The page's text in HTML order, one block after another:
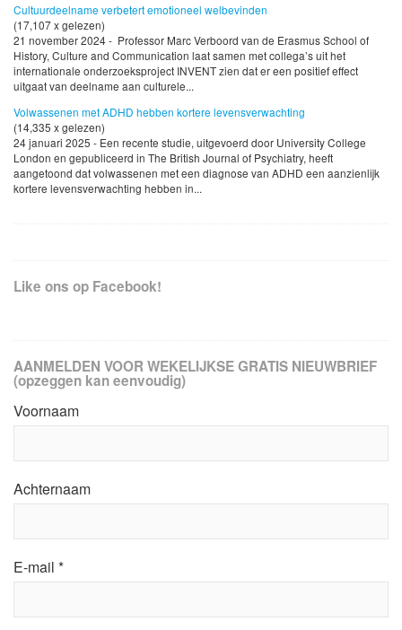
Cultuurdeelname verbetert emotioneel welbevinden
(17,107 x gelezen)
21 november 2024 - Professor Marc Verboord van de Erasmus School of
History, Culture and Communication laat samen met collega’s uit het
internationale onderzoeksproject INVENT zien dat er een positief effect
uitgaat van deelname aan culturele...
Volwassenen met ADHD hebben kortere levensverwachting
(14,335 x gelezen)
24 januari 2025 - Een recente studie, uitgevoerd door University College
London en gepubliceerd in The British Journal of Psychiatry, heeft
aangetoond dat volwassenen met een diagnose van ADHD een aanzienlijk
kortere levensverwachting hebben in...
Like ons op Facebook!
AANMELDEN VOOR WEKELIJKSE GRATIS NIEUWBRIEF
(opzeggen kan eenvoudig)
Voornaam
Achternaam
E-mail *